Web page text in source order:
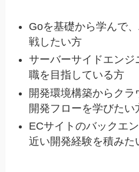
Goを基礎から学んで
戦したい方
サーバーサイドエン
職を目指している方
開発環境構築からク
開発フローを学びたい
ECサイトのバックエ
近い開発経験を積みた